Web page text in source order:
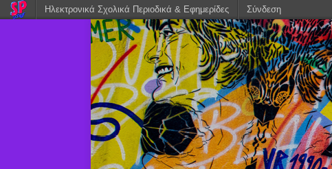
Ηλεκτρονικά Σχολικά Περιοδικά & Εφημερίδες Σύνδεση